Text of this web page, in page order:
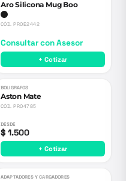
Aro Silicona Mug Boo
CÓD.PROE2442
Consultar con Asesor
+ Cotizar
BOLIGRAFOS
Aston Mate
CÓD.PRO4785
DESDE
$ 1.500
+ Cotizar
ADAPTADORES Y CARGADORES